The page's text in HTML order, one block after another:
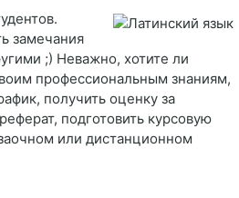
замечания
;) Неважно, хотите ли
профессиональным знаниям,
получить оценку за
подготовить курсовую
или дистанционном